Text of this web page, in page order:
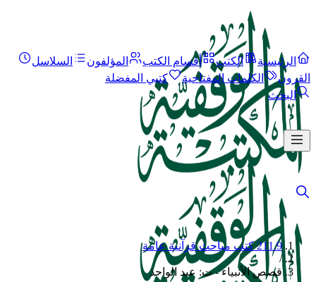
الرئيسية الكتب أقسام الكتب المؤلفون
السلاسل
القرون
الكلمات المفتاحية
كتبي المفضلة
البحث
211.9 كتب مباحث قرآنية عامة
/
قصص الأنبياء - ت: عبد الواحد